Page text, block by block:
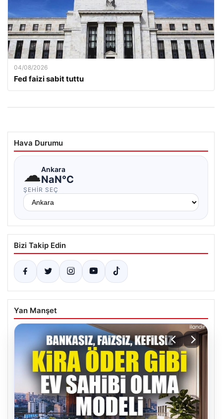
04/08/2026
Fed faizi sabit tuttu
Hava Durumu
☁Ankara
NaN°C
ŞEHIR SEÇ
Bizi Takip Edin
Yan Manşet